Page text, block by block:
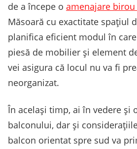
de a începe o amenajare
Măsoară cu exactitate spațiul
planifica eficient modul în
piesă de mobilier și element
vei asigura că locul nu va fi
neorganizat.
În același timp, ai în vedere și
balconului, dar și
balcon orientat spre sud va